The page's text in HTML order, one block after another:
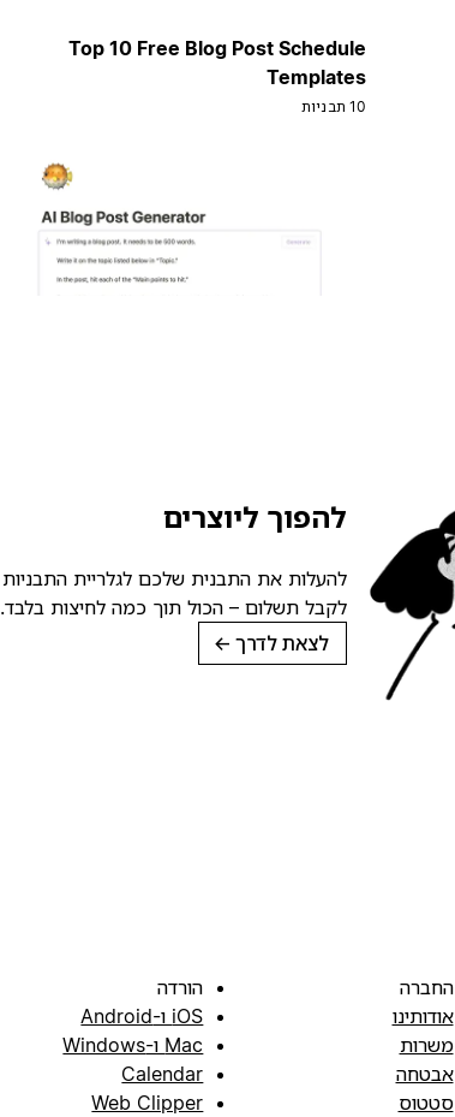
Top 10 Free Blog Post Schedule
Templates
10 תבניות
להפוך ליוצרים
לקבל תשלום – הכול תוך כמה לחיצות בלבד.
לצאת לדרך →
החברה
אודותינו
משרות
אבטחה
סטטוס
הורדה
iOS ו-Android
Mac ו-Windows
Calendar
Web Clipper